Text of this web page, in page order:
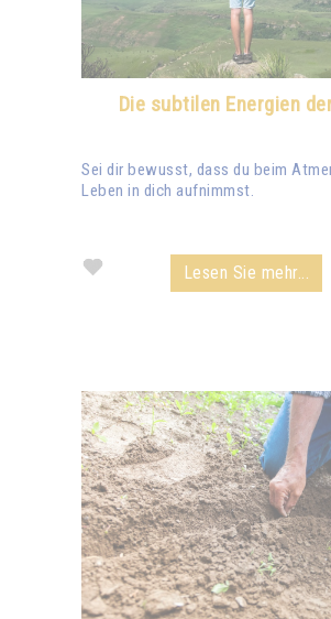
Die subtilen Energien
Sei dir bewusst, dass du beim
Leben in dich aufnimmst.
Lesen Sie mehr...